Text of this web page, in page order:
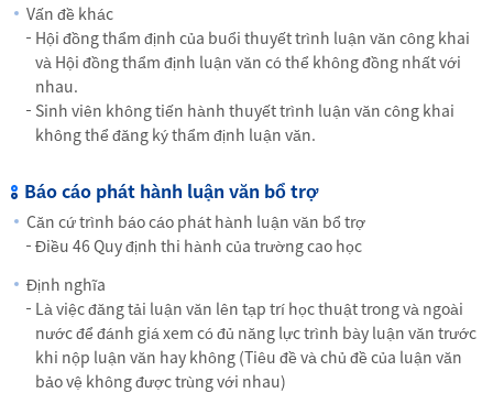
Vấn đề khác
Hội đồng thẩm định của buổi thuyết trình luận văn công khai
và Hội đồng thẩm định luận văn có thể không đồng nhất với
nhau.
Sinh viên không tiến hành thuyết trình luận văn công khai
không thể đăng ký thẩm định luận văn.
Báo cáo phát hành luận văn bổ trợ
Căn cứ trình báo cáo phát hành luận văn bổ trợ
Điều 46 Quy định thi hành của trường cao học
Định nghĩa
Là việc đăng tải luận văn lên tạp trí học thuật trong và ngoài
nước để đánh giá xem có đủ năng lực trình bày luận văn trước
khi nộp luận văn hay không (Tiêu đề và chủ đề của luận văn
bảo vệ không được trùng với nhau)